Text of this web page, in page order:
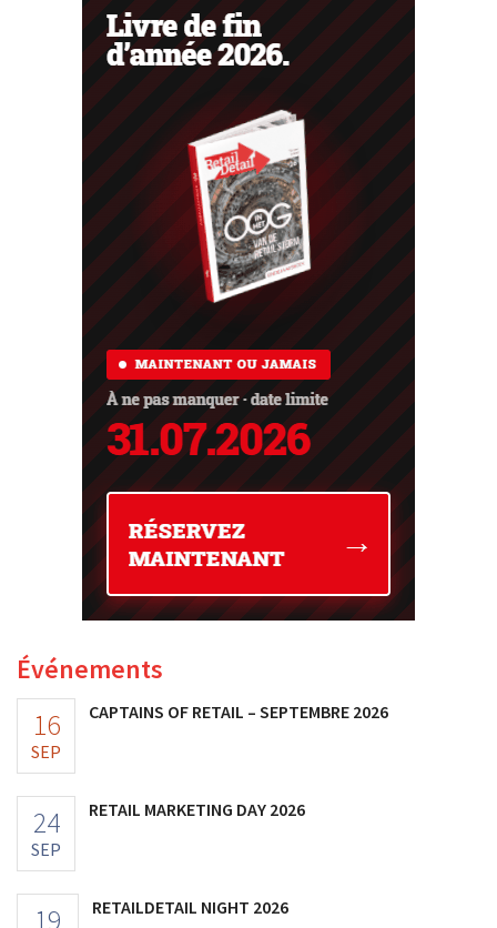
Événements
16
SEP
CAPTAINS OF RETAIL – SEPTEMBRE 2026
24
SEP
RETAIL MARKETING DAY 2026
19 RETAILDETAIL NIGHT 2026